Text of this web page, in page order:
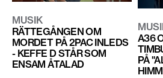
MUSIK
RÄTTEGÅNGEN OM
MORDET PÅ 2PAC INLEDS
- KEFFE D STÅR SOM
ENSAM ÅTALAD
A36
PÅ